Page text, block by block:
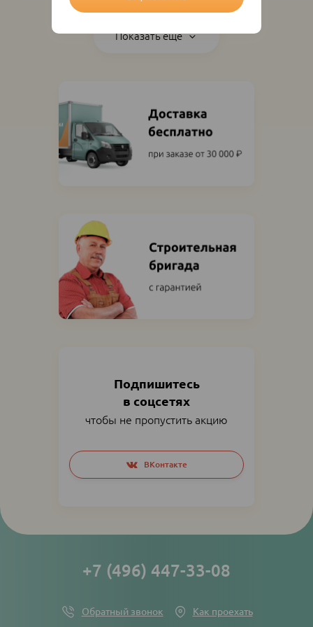
Подпишитесь
в соцсетях
чтобы не пропустить акцию
Social
networks
links
ВКонтакте
Показать ещё
+7 (496) 447-33-08
Обратный звонок Как проехать